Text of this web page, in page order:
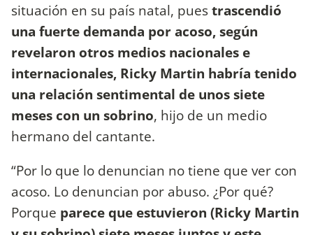
situación en su país natal, puestrascendió
una fuerte demanda por acoso, según
revelaron otros medios nacionales e
internacionales, Ricky Martin habría tenido
una relación sentimental de unos siete
meses con un sobrino, hijo de un medio
hermano del cantante.
“Por lo que lo denuncian no tiene que ver con
acoso. Lo denuncian por abuso. ¿Por qué?
Porque parece que estuvieron (Ricky Martin